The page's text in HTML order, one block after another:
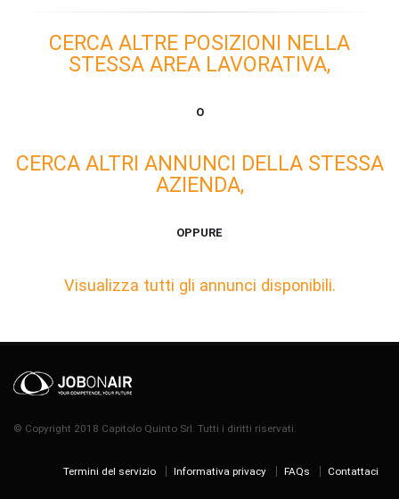
CERCA ALTRE POSIZIONI NELLA
STESSA AREA LAVORATIVA,
O
CERCA ALTRI ANNUNCI DELLA STESSA
AZIENDA,
OPPURE
Visualizza tutti gli annunci disponibili.
© Copyright 2018 Capitolo Quinto Srl. Tutti i diritti riservati.
Termini del servizio Informativa privacy FAQs Contattaci